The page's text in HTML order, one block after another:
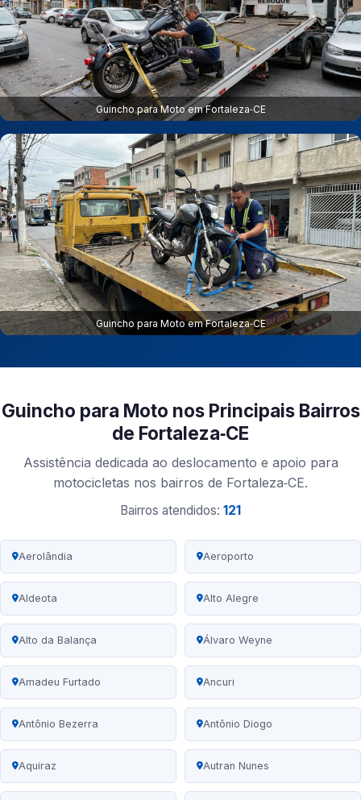
Guincho para Moto em Fortaleza‑CE
Guincho para Moto em Fortaleza‑CE
Guincho para Moto nos Principais Bairros
de Fortaleza‑CE
Assistência dedicada ao deslocamento e apoio para
motocicletas nos bairros de Fortaleza‑CE.
Bairros atendidos: 121
Aerolândia Aeroporto
Aldeota Alto Alegre
Alto da Balança Álvaro Weyne
Amadeu Furtado Ancuri
Antônio Bezerra Antônio Diogo
Aquiraz Autran Nunes